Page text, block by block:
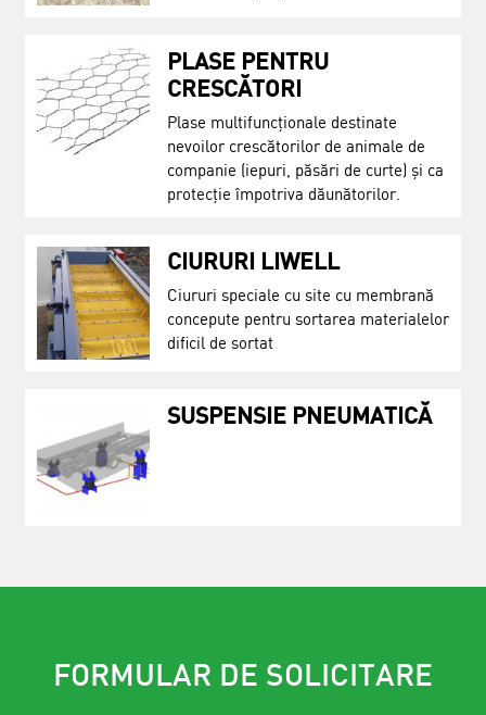
PLASE PENTRU
CRESCĂTORI
Plase multifuncționale destinate
nevoilor crescătorilor de animale de
companie (iepuri, păsări de curte) și ca
protecție împotriva dăunătorilor.
CIURURI LIWELL
Ciururi speciale cu site cu membrană
concepute pentru sortarea materialelor
dificil de sortat
SUSPENSIE PNEUMATICĂ
FORMULAR DE SOLICITARE